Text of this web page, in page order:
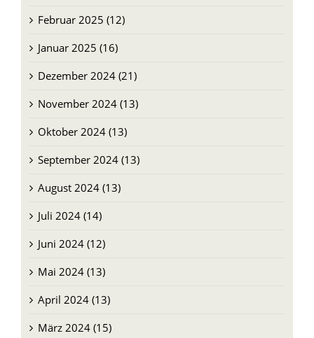
Februar 2025 (12)
Januar 2025 (16)
Dezember 2024 (21)
November 2024 (13)
Oktober 2024 (13)
September 2024 (13)
August 2024 (13)
Juli 2024 (14)
Juni 2024 (12)
Mai 2024 (13)
April 2024 (13)
März 2024 (15)